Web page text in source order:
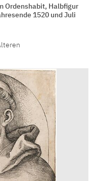
Ordenshabit, Halbfigur
1520 und Juli